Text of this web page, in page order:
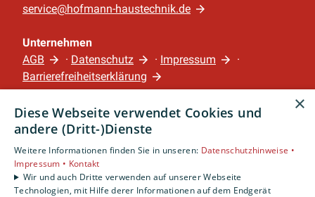
service@hofmann-haustechnik.de
Unternehmen
AGB
· Datenschutz · Impressum
·
Barrierefreiheitserklärung
Leistungen
Privatkunden
Gewerbekunden
Karriere
Unternehmen
×
Diese Webseite verwendet Cookies und
andere (Dritt-)Dienste
Weitere Informationen finden Sie in unseren: Datenschutzhinweise •
Impressum • Kontakt
Wir und auch Dritte verwenden auf unserer Webseite
Technologien, mit Hilfe derer Informationen auf dem Endgerät